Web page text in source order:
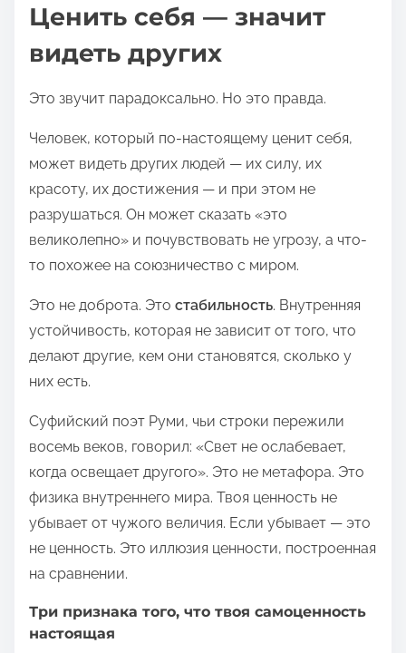
Ценить себя — значит
видеть других
Это звучит парадоксально. Но это правда.
Человек, который по-настоящему ценит себя,
может видеть других людей — их силу, их
красоту, их достижения — и при этом не
разрушаться. Он может сказать «это
великолепно» и почувствовать не угрозу, а что-
то похожее на союзничество с миром.
Это не доброта. Это стабильность. Внутренняя
устойчивость, которая не зависит от того, что
делают другие, кем они становятся, сколько у
них есть.
Суфийский поэт Руми, чьи строки пережили
восемь веков, говорил: «Свет не ослабевает,
когда освещает другого». Это не метафора. Это
физика внутреннего мира. Твоя ценность не
убывает от чужого величия. Если убывает — это
не ценность. Это иллюзия ценности, построенная
на сравнении.
Три признака того, что твоя самоценность
настоящая